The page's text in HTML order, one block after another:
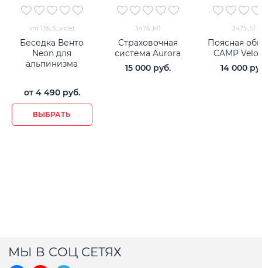
vnt 136_S_violet
Беседка Венто
Neon для
альпинизма
от 4 490 руб.
ВЫБРАТЬ
3476_M1
Страховочная
система Aurora
15 000 руб.
3475_S1
Поясная
CAMP
14 000
МЫ В СОЦ СЕТЯХ